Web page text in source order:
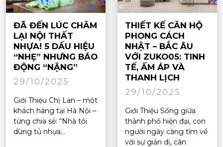
ĐÃ ĐẾN LÚC CHĂM
LẠI NỘI THẤT
NHỰA! 5 DẤU HIỆU
“NHẸ” NHƯNG BÁO
ĐỘNG “NẶNG”
29/10/2025
Giới Thiệu Chị Lan – một
khách hàng tại Hà Nội –
từng chia sẻ: “Nhà tôi
dùng tủ nhựa...
THIẾT KẾ CĂN HỘ
PHONG CÁCH
NHẬT – BẮC ÂU
VỚI ZUKO05: TINH
TẾ, ẤM ÁP VÀ
THANH LỊCH
29/10/2025
Giới Thiệu Sống giữa
thành phố hiện đại, con
người ngày càng tìm về
với sự giản dị, cân